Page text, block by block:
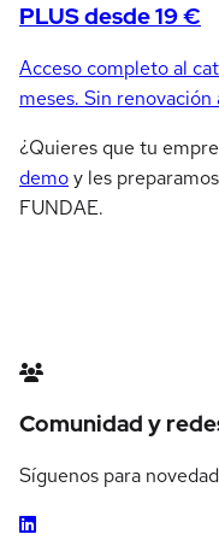
PLUS desde 19 €
Acceso completo al
meses. Sin
¿Quieres que tu
demoy les
FUNDAE.
Comunidad y
Síguenos para